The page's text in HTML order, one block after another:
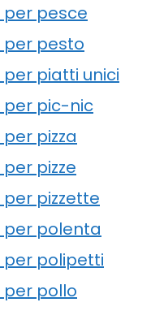
per pesce
per pesto
piatti unici
per pic-nic
pizza
pizze
pizzette
per polenta
per polipetti
per pollo